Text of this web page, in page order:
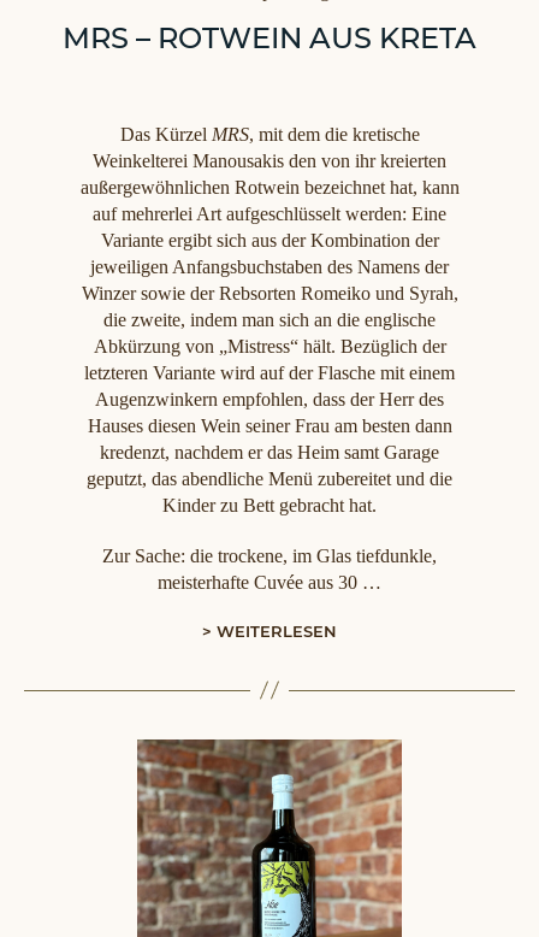
MRS – ROTWEIN AUS KRETA
Das Kürzel MRS, mit dem die kretische
Weinkelterei Manousakis den von ihr kreierten
außergewöhnlichen Rotwein bezeichnet hat, kann
auf mehrerlei Art aufgeschlüsselt werden: Eine
Variante ergibt sich aus der Kombination der
jeweiligen Anfangsbuchstaben des Namens der
Winzer sowie der Rebsorten Romeiko und Syrah,
die zweite, indem man sich an die englische
Abkürzung von „Mistress“ hält. Bezüglich der
letzteren Variante wird auf der Flasche mit einem
Augenzwinkern empfohlen, dass der Herr des
Hauses diesen Wein seiner Frau am besten dann
kredenzt, nachdem er das Heim samt Garage
geputzt, das abendliche Menü zubereitet und die
Kinder zu Bett gebracht hat.
Zur Sache: die trockene, im Glas tiefdunkle,
meisterhafte Cuvée aus 30 …
> WEITERLESEN